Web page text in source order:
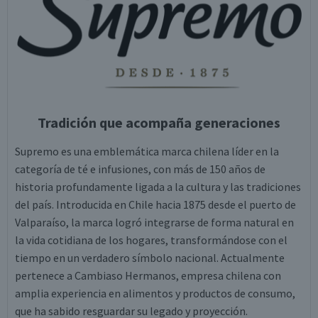
Tradición que acompaña generaciones
Supremo es una emblemática marca chilena líder en la
categoría de té e infusiones, con más de 150 años de
historia profundamente ligada a la cultura y las tradiciones
del país. Introducida en Chile hacia 1875 desde el puerto de
Valparaíso, la marca logró integrarse de forma natural en
la vida cotidiana de los hogares, transformándose con el
tiempo en un verdadero símbolo nacional. Actualmente
pertenece a Cambiaso Hermanos, empresa chilena con
amplia experiencia en alimentos y productos de consumo,
que ha sabido resguardar su legado y proyección.